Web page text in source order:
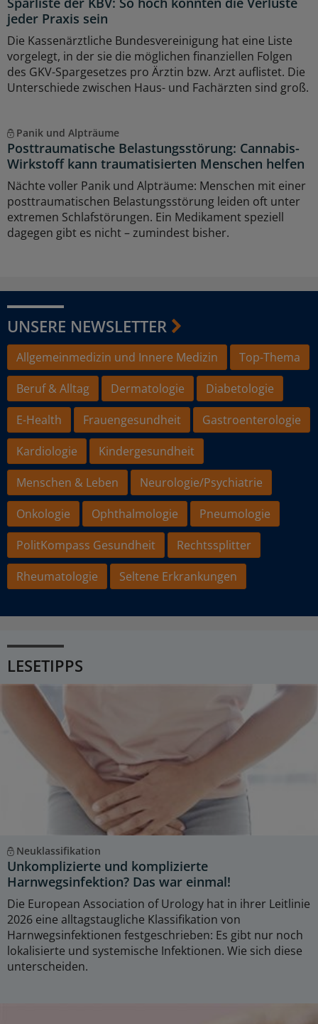
jeder Praxis sein
Die Kassenärztliche Bundesvereinigung hat eine Liste
vorgelegt, in der sie die möglichen finanziellen Folgen
des GKV-Spargesetzes pro Ärztin bzw. Arzt auflistet. Die
Unterschiede zwischen Haus- und Fachärzten sind groß.
Panik und Alpträume
Posttraumatische Belastungsstörung: Cannabis-
Wirkstoff kann traumatisierten Menschen helfen
Nächte voller Panik und Alpträume: Menschen mit einer
posttraumatischen Belastungsstörung leiden oft unter
extremen Schlafstörungen. Ein Medikament speziell
dagegen gibt es nicht – zumindest bisher.
UNSERE NEWSLETTER
Allgemeinmedizin und Innere Medizin
Top-Thema
Beruf & Alltag
Dermatologie
Diabetologie
E-Health
Frauengesundheit
Gastroenterologie
Kardiologie
Kindergesundheit
Menschen & Leben
Neurologie/Psychiatrie
Onkologie
Ophthalmologie
Pneumologie
PolitKompass Gesundheit
Rechtssplitter
Rheumatologie
Seltene Erkrankungen
LESETIPPS
Neuklassifikation
Unkomplizierte und komplizierte
Harnwegsinfektion? Das war einmal!
Die European Association of Urology hat in ihrer Leitlinie
2026 eine alltagstaugliche Klassifikation von
Harnwegsinfektionen festgeschrieben: Es gibt nur noch
lokalisierte und systemische Infektionen. Wie sich diese
unterscheiden.